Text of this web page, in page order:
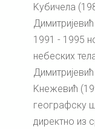
Kубичела
1991 - 1995
небеских
Kнежевић
географску
директно из